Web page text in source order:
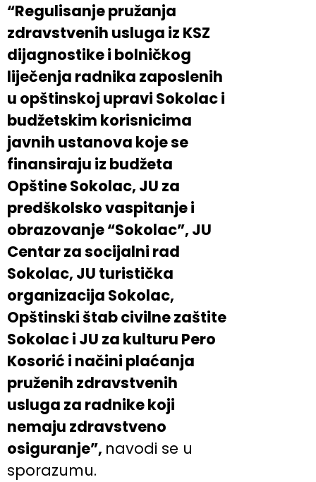
“Regulisanje pružanja
zdravstvenih usluga iz KSZ
dijagnostike i bolničkog
liječenja radnika zaposlenih
u opštinskoj upravi Sokolac i
budžetskim korisnicima
javnih ustanova koje se
finansiraju iz budžeta
Opštine Sokolac, JU za
predškolsko vaspitanje i
obrazovanje “Sokolac”, JU
Centar za socijalni rad
Sokolac, JU turistička
organizacija Sokolac,
Opštinski štab civilne zaštite
Sokolac i JU za kulturu Pero
Kosorić i načini plaćanja
pruženih zdravstvenih
usluga za radnike koji
nemaju zdravstveno
osiguranje”, navodi se u
sporazumu.